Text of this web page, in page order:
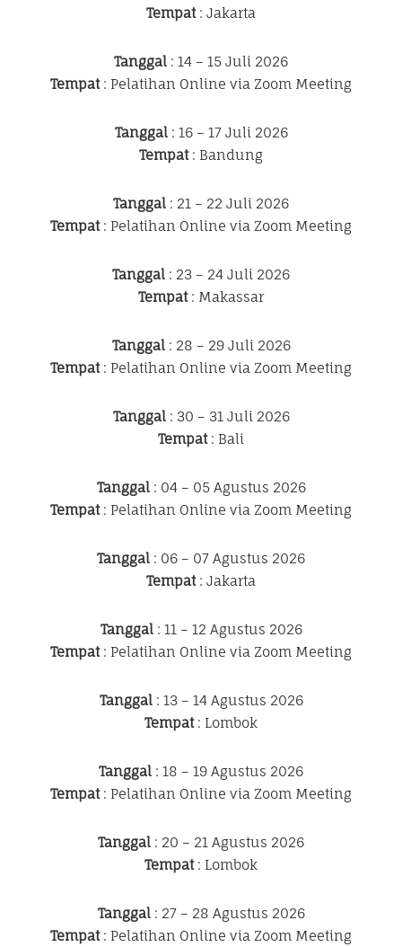
Tempat: Jakarta
Tanggal : 14 – 15 Juli 2026
Tempat: Pelatihan Online via Zoom Meeting
Tanggal: 16 – 17 Juli 2026
Tempat: Bandung
Tanggal : 21 – 22 Juli 2026
Tempat: Pelatihan Online via Zoom Meeting
Tanggal : 23 – 24 Juli 2026
Tempat: Makassar
Tanggal: 28 – 29 Juli 2026
Tempat: Pelatihan Online via Zoom Meeting
Tanggal: 30 – 31 Juli 2026
Tempat: Bali
Tanggal: 04 – 05 Agustus 2026
Tempat: Pelatihan Online via Zoom Meeting
Tanggal : 06 – 07 Agustus 2026
Tempat: Jakarta
Tanggal: 11 – 12 Agustus 2026
Tempat: Pelatihan Online via Zoom Meeting
Tanggal: 13 – 14 Agustus 2026
Tempat: Lombok
Tanggal : 18 – 19 Agustus 2026
Tempat: Pelatihan Online via Zoom Meeting
Tanggal : 20 – 21 Agustus 2026
Tempat: Lombok
Tanggal: 27 – 28 Agustus 2026
Tempat: Pelatihan Online via Zoom Meeting